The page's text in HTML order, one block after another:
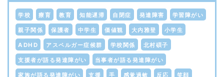
学校 療育 教育 知能遅滞 自閉症 発達障害 学習障がい
親子関係 保護者 中学生 価値観 大内雅登 小学生
ADHD アスペルガー症候群 学校関係 北村碩子
支援者が語る発達障がい 当事者が語る発達障がい
家族が語る発達障がい 支援 手 感覚過敏 反応 笑顔